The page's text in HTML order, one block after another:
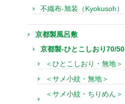
不織布-旭装（Kyokusoh）
京都製風呂敷
京都製-ひとこしおり70/50
＜ひとこしおり・無地＞
＜サメ小紋・無地＞
＜サメ小紋・ちりめん＞